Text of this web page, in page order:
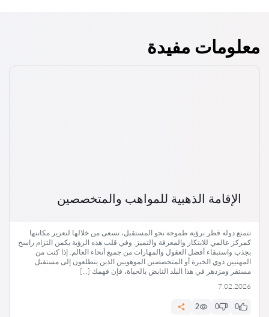
معلومات مفيدة
الإقامة الذهبية للمواهب والمتخصصين
تتمتع دولة قطر برؤية طموحة نحو المستقبل، تسعى من خلالها لتعزيز مكانتها
كمركز عالمي للابتكار والمعرفة والتميز. وفي قلب هذه الرؤية يكمن التزام راسخ
بجذب واستبقاء أفضل العقول والمهارات من جميع أنحاء العالم. إذا كنت من
المهنيين ذوي الخبرة أو المتخصصين الموهوبين الذين يتطلعون إلى مستقبل
مستقر ومزدهر في هذا البلد النابض بالحياة، فإن فهمك […]
7.02.2026
0
0
2